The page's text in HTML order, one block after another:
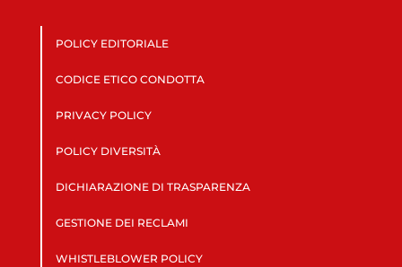
POLICY EDITORIALE
CODICE ETICO CONDOTTA
PRIVACY POLICY
POLICY DIVERSITÀ
DICHIARAZIONE DI TRASPARENZA
GESTIONE DEI RECLAMI
WHISTLEBLOWER POLICY